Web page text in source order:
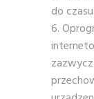
do